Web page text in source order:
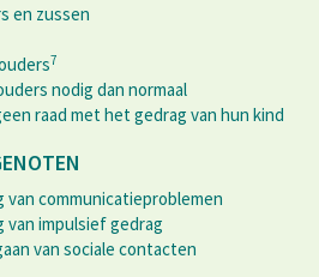
en zussen
7
nodig dan normaal
raad met het gedrag van hun kind
communicatieproblemen
impulsief gedrag
van sociale contacten